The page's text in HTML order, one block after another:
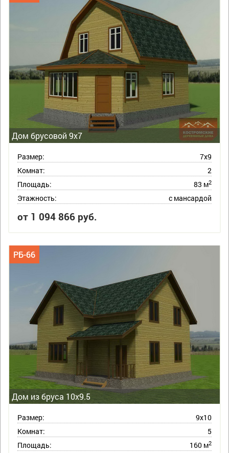
Дом брусовой 9х7
Размер:
7х9
Комнат:
2
Площадь:
83 м2
Этажность: с мансардой
от 1 094 866 руб.
Дом из бруса 10х9.5
РБ-66
Размер:
9х10
Комнат:
5
Площадь:
160 м2